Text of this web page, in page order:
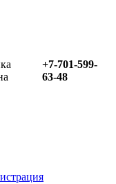
+7-701-599-
63-48